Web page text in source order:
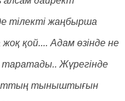
тілекті жаңбырша
қой.... Адам өзінде не
таратады.. Жүрегінде
тыныштығын